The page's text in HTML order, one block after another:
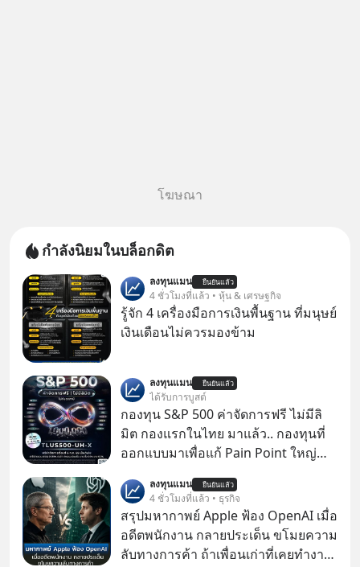
โฆษณา
กำลังนิยมในบล็อกดิต
ลงทุนแมน ยืนยันแล้ว
4 ชั่วโมงที่แล้ว • หุ้น & เศรษฐกิจ
รู้จัก 4 เครื่องมือการเงินพื้นฐาน ที่มนุษย์
เงินเดือนไม่ควรมองข้าม
ลงทุนแมน ยืนยันแล้ว
ได้รับการบูสต์
กองทุน S&P 500 ค่าจัดการฟรี ไม่มีลิ
มิต กองแรกในไทย มาแล้ว.. กองทุนที่
ออกแบบมาเพื่อแก้ Pain Point ใหญ่
ลงทุนแมน ยืนยันแล้ว
4 ชั่วโมงที่แล้ว • ธุรกิจ
สรุปมหากาพย์ Apple ฟ้อง OpenAI เมื่อ
อดีตพนักงาน กลายประเด็น ขโมยความ
ลับทางการค้า ถ้าเพื่อนเก่าที่เคยทำงาน